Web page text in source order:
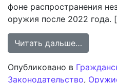
фоне распространения
оружия после 2022 года.
Читать дальше…
Опубликовано в
Законодательство,